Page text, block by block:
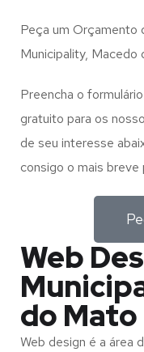
Peça um Orçamento
Municipality, Macedo
Preencha o
gratuito para os
de seu interesse
consigo o mais breve
Web
do Mato
Web design é a área